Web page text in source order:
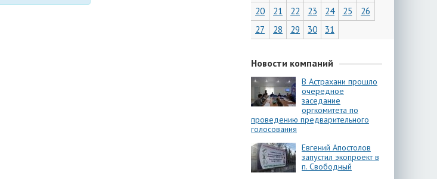
20
21 22 23 24 25
26
27
28 29 30 31
Новости компаний
В Астрахани прошло
очередное
заседание
оргкомитета по
проведению предварительного
голосования
Евгений Апостолов
запустил экопроект в
п. Свободный